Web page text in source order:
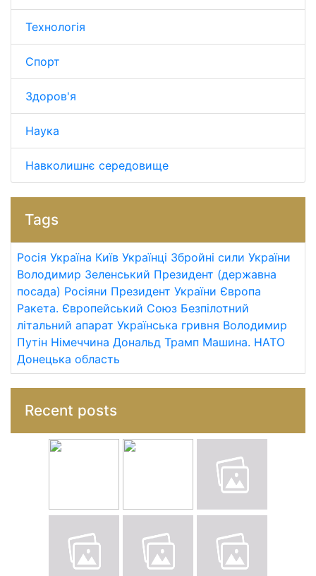
Технологія
Спорт
Здоров'я
Наука
Навколишнє середовище
Tags
Росія Україна Київ Українці Збройні сили України
Володимир Зеленський Президент (державна
посада) Росіяни Президент України Європа
Ракета. Європейський Союз Безпілотний
літальний апарат Українська гривня Володимир
Путін Німеччина Дональд Трамп Машина. НАТО
Донецька область
Recent posts